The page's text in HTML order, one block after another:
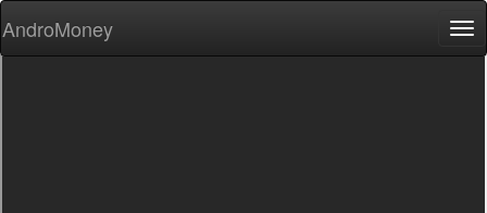
AndroMoney